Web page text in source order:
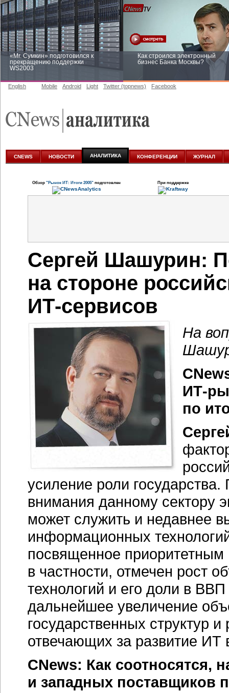
«Mr. Сумкин» подготовился к
прекращению поддержки
WS2003
Как строился электронный
бизнес Банка Москвы?
аналитике
English Mobile Android Light Twitter (topnews) Facebook
CNEWS НОВОСТИ АНАЛИТИКА КОНФЕРЕНЦИИ ЖУРНАЛ
Обзор "Рынок ИТ: Итоги 2005" подготовлен При поддержке
Сергей Шашурин:
на стороне
ИТ-сервисов
На
ИТ-
по
усиление роли
внимания данному сектору
может служить и недавнее
информационных
посвященное приоритетным
в частности, отмечен рост
технологий и его доли в
дальнейшее увеличение
государственных структур
отвечающих за развитие ИТ
CNews: Как соотносятся,
и западных поставщиков